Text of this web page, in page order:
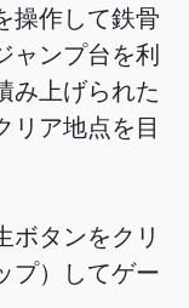
操作して鉄骨
ャンプ台を利
み上げられた
リア地点を目
ボタンをクリ
プ）してゲー